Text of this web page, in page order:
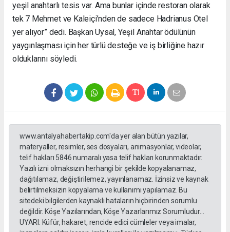
yeşil anahtarlı tesis var. Ama bunlar içinde restoran olarak
tek 7 Mehmet ve Kaleiçi’nden de sadece Hadrianus Otel
yer alıyor” dedi. Başkan Uysal, Yeşil Anahtar ödülünün
yaygınlaşması için her türlü desteğe ve iş birliğine hazır
olduklarını söyledi.
www.antalyahabertakip.com'da yer alan bütün yazılar,
materyaller, resimler, ses dosyaları, animasyonlar, videolar,
telif hakları 5846 numaralı yasa telif hakları korunmaktadır.
Yazılı izni olmaksızın herhangi bir şekilde kopyalanamaz,
dağıtılamaz, değiştirilemez, yayınlanamaz. İzinsiz ve kaynak
belirtilmeksizin kopyalama ve kullanımı yapılamaz. Bu
sitedeki bilgilerden kaynaklı hataların hiçbirinden sorumlu
değildir. Köşe Yazılarından, Köşe Yazarlarımız Sorumludur...
UYARI: Küfür, hakaret, rencide edici cümleler veya imalar,